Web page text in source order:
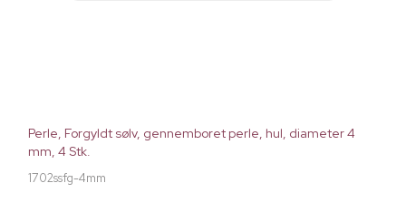
Perle, Forgyldt sølv, gennemboret perle, hul, diameter 4
mm, 4 Stk.
1702ssfg-4mm